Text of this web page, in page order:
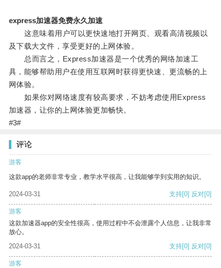
express加速器免费永久加速
这意味着用户可以更快速地打开网页、观看高清视频以
及下载大文件，享受更好的上网体验。
总而言之，Express加速器是一个优秀的网络加速工
具，能够帮助用户在使用互联网时获得更快速、更流畅的上
网体验。
如果你对网络速度有较高要求，不妨考虑使用Express
加速器，让你的上网体验更加畅快。
#3#
评论
游客
这款app的老师非常专业，教学水平很高，让我能够学到实用的知识。
2024-03-31 支持[0] 反对[0]
游客
这款加速器app的安全性很高，使用过程中不会泄露个人信息，让我非常
放心。
2024-03-31
支持[0] 反对[0]
游客